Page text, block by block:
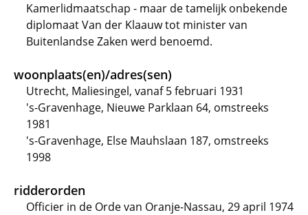
Kamerlidmaatschap - maar de tamelijk onbekende
diplomaat Van der Klaauw tot minister van
Buitenlandse Zaken werd benoemd.
woonplaats(en)/adres(sen)
Utrecht, Maliesingel, vanaf 5 februari 1931
's-Gravenhage, Nieuwe Parklaan 64, omstreeks
1981
's-Gravenhage, Else Mauhslaan 187, omstreeks
1998
ridderorden
Officier in de Orde van Oranje-Nassau, 29 april 1974